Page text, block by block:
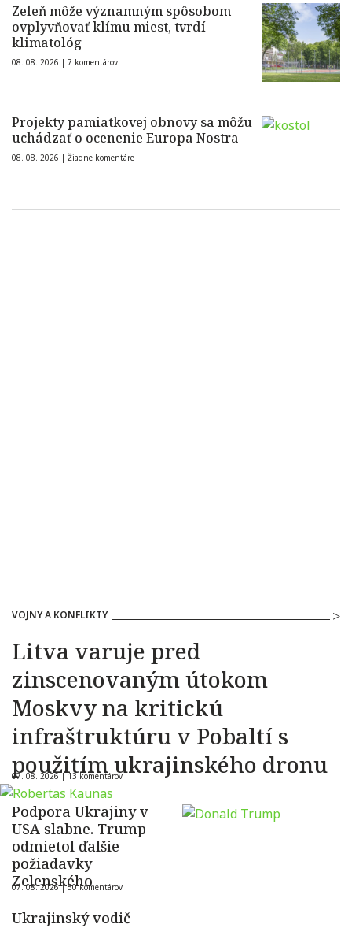
Zeleň môže významným spôsobom
ovplyvňovať klímu miest, tvrdí
klimatológ
08. 08. 2026 | 7 komentárov
Projekty pamiatkovej obnovy sa môžu
uchádzať o ocenenie Europa Nostra
08. 08. 2026 | Žiadne komentáre
VOJNY A KONFLIKTY
Litva varuje pred
zinscenovaným útokom
Moskvy na kritickú
infraštruktúru v Pobaltí s
použitím ukrajinského dronu
07. 08. 2026 |13 komentárov
Podpora Ukrajiny v
USA slabne. Trump
odmietol ďalšie
požiadavky
Zelenského
07. 08. 2026 |50 komentárov
Ukrajinský vodič